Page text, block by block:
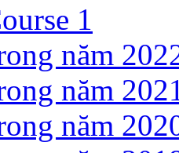
1
năm
năm
năm